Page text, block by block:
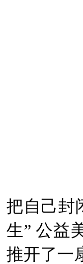
把自己封
生” 公益
推开了一